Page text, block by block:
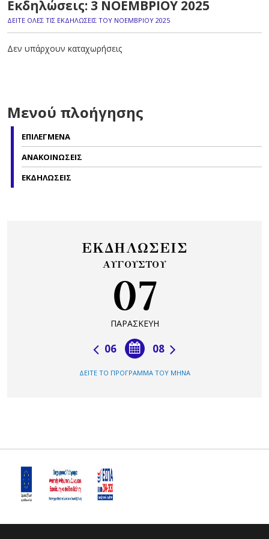
Εκδηλώσεις: 3 ΝΟΕΜΒΡΙΟΥ 2025
ΔΕΙΤΕ ΟΛΕΣ ΤΙΣ ΕΚΔΗΛΩΣΕΙΣ ΤΟΥ ΝΟΕΜΒΡΙΟΥ 2025
Δεν υπάρχουν καταχωρήσεις
Μενού πλοήγησης
ΕΠΙΛΕΓΜΕΝΑ
ΑΝΑΚΟΙΝΩΣΕΙΣ
ΕΚΔΗΛΩΣΕΙΣ
ΕΚΔΗΛΩΣΕΙΣ
ΑΥΓΟΥΣΤΟΥ
07
ΠΑΡΑΣΚΕΥΗ
08
06
ΔΕΙΤΕ ΤΟ ΠΡΟΓΡΑΜΜΑ ΤΟΥ ΜΗΝΑ